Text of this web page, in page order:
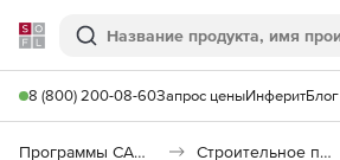
Softline
Поиск
8 (800) 200-08-60Запрос ценыИнферитБлог
Программы САПР и ГИС Строительное программное обеспечение